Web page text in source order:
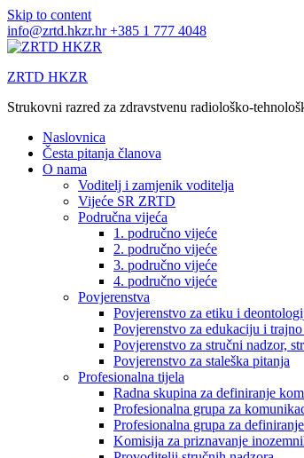
Skip to content
info@zrtd.hkzr.hr+385 1 777 4048
ZRTD HKZR
Strukovni razred za zdravstvenu radiološko-
Naslovnica
Česta pitanja članova
O nama
Voditelj i zamjenik voditelja
Vijeće SR ZRTD
Područna vijeća
1. područno vijeće
2. područno vijeće
3. područno vijeće
4. područno vijeće
Povjerenstva
Povjerenstvo za etiku i
Povjerenstvo za edukaciju i
Povjerenstvo za stručni nadzor,
Povjerenstvo za staleška pitanja
Profesionalna tijela
Radna skupina za definiranje
Profesionalna grupa za
Profesionalna grupa za
Komisija za priznavanje